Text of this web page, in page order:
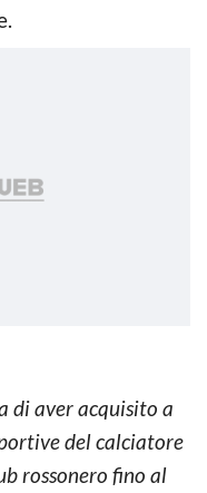
di aver acquisito a
del calciatore
rossonero fino al